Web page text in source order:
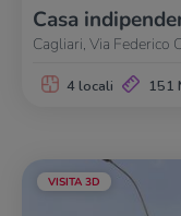
Casa
Cagliari, Via Federico
4 locali 151
VISITA 3D